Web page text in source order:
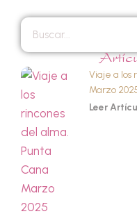
Viaje a los
Marzo
Leer